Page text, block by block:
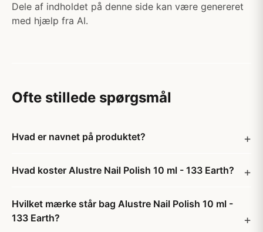
Dele af indholdet på denne side kan være genereret
med hjælp fra AI.
Ofte stillede spørgsmål
Hvad er navnet på produktet?
Hvad koster Alustre Nail Polish 10 ml - 133 Earth?
Hvilket mærke står bag Alustre Nail Polish 10 ml -
133 Earth?